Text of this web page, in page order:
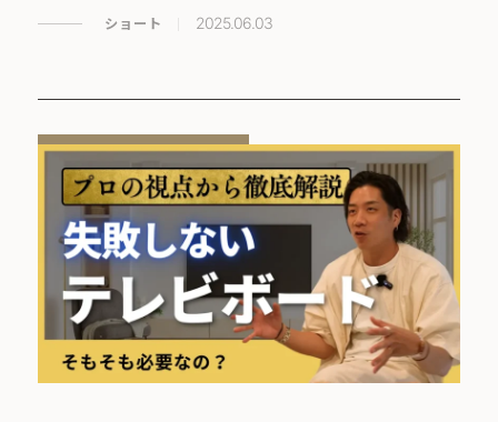
ショート 2025.06.03